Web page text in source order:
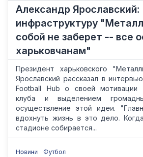
Александр
инфраструктуру
собой не заберет -- все
харьковчанам"
Президент харьковского
Ярославский рассказал в
Football Hub о своей мотивации
клуба и выделением
осуществление этой идеи.
вдохнуть жизнь в это дело.
стадионе собирается...
Новини Футбол